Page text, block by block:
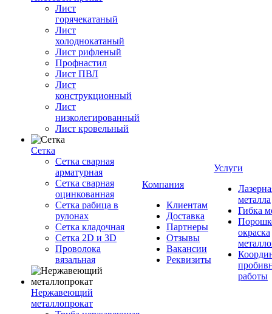
Лист
горячекатаный
Лист
холоднокатаный
Лист рифленый
Профнастил
Лист ПВЛ
Лист
конструкционный
Лист
низколегированный
Лист кровельный
Сетка
Сетка сварная
арматурная
Сетка сварная
оцинкованная
Сетка рабица в
рулонах
Сетка кладочная
Сетка 2D и 3D
Проволока
вязальная
Нержавеющий
металлопрокат
Компания
Клиентам
Доставка
Партнеры
Отзывы
Вакансии
Реквизиты
Услуги
металла
Гибка
окраска
работы